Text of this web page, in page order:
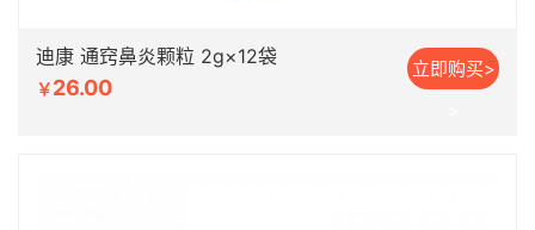
迪康 通窍鼻炎颗粒 2g×12袋
￥26.00
立即购买>